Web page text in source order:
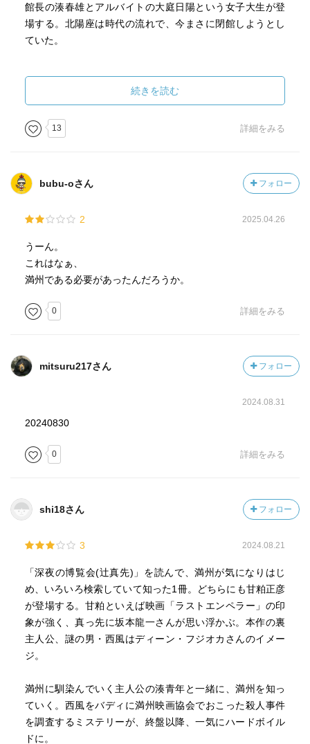
館長の湊春雄とアルバイトの大庭日陽という女子大生が登
場する。北陽座は時代の流れで、今まさに閉館しようとし
ていた。
の湊春雄は不祥事で海軍を追われ、大連の満州鉄道調査部
に入社する。しかし、直ぐに新京にある満州映画協会に向
かい、甘粕正彦を内偵するよう密命が下される。
西風という謎の大陸浪人に助けられる。新京行きの鉄道列
車に乗り込んだ湊は車内で西風と再会する。その後、この
添える。
『閉幕』。再び現代。湊春雄の見た幻の正体……
★★★★★
続きを読む
13 詳細をみる
bubu-oさん フォロー
2 2025.04.26
うーん。
これはなぁ、
満州である必要があったんだろうか。
0 詳細をみる
mitsuru217さん フォロー
2024.08.31
20240830
0 詳細をみる
shi18さん フォロー
3 2024.08.21
「深夜の博覧会(辻真先)」を読んで、満州が気になりはじ
め、いろいろ検索していて知った1冊。どちらにも甘粕正彦
が登場する。甘粕といえば映画「ラストエンペラー」の印
象が強く、真っ先に坂本龍一さんが思い浮かぶ。本作の裏
主人公、謎の男・西風はディーン・フジオカさんのイメー
ジ。
満州に馴染んでいく主人公の湊青年と一緒に、満州を知っ
ていく。西風をバディに満州映画協会でおこった殺人事件
を調査するミステリーが、終盤以降、一気にハードボイル
ドに。